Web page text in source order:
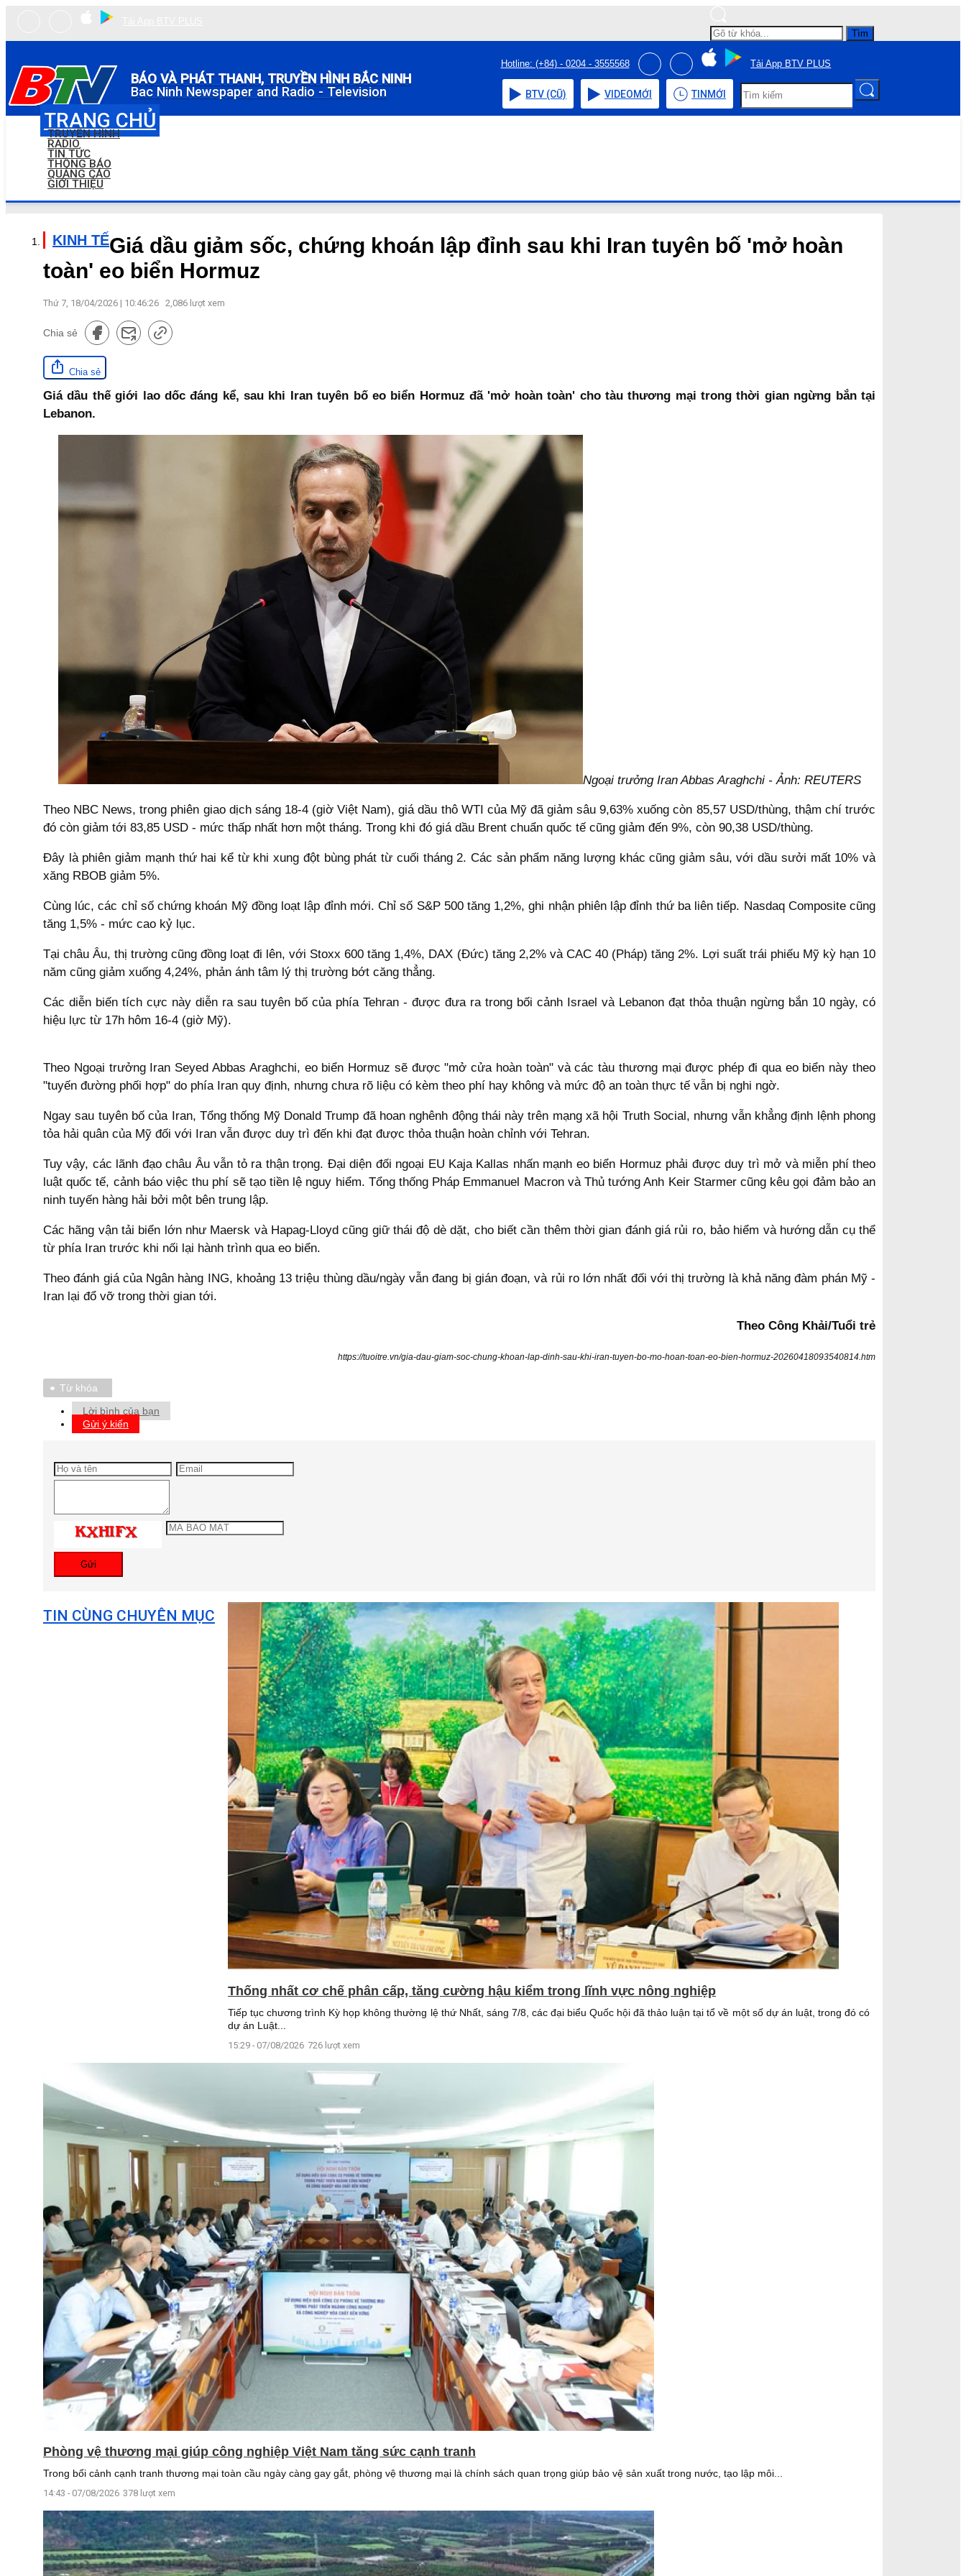
Tìm
BÁO VÀ PHÁT THANH, TRUYỀN HÌNH BẮC NINH
Bac Ninh Newspaper and Radio - Television
Hotline: (+84) - 0204 - 3555568 Tải App BTV PLUS
BTV (CŨ) VIDEOMỚI TIN MỚI
TRANG CHỦ
TRUYỀN HÌNH
RADIO
TIN TỨC
THÔNG BÁO
QUẢNG CÁO
GIỚI THIỆU
KINH TẾGiá dầu giảm sốc, chứng khoán lập đỉnh sau khi Iran tuyên bố 'mở hoàn
toàn' eo biển Hormuz
Thứ 7, 18/04/2026 | 10:46:26 2,086 lượt xem
Chia sẻ
Chia sẻ
Giá dầu thế giới lao dốc đáng kể, sau khi Iran tuyên bố eo biển Hormuz đã 'mở hoàn toàn' cho tàu thương mại trong thời gian ngừng bắn tại
Lebanon.
Ngoại trưởng Iran Abbas Araghchi - Ảnh: REUTERS
Theo NBC News, trong phiên giao dịch sáng 18-4 (giờ Việt Nam), giá dầu thô WTI của Mỹ đã giảm sâu 9,63% xuống còn 85,57 USD/thùng, thậm chí trước
đó còn giảm tới 83,85 USD - mức thấp nhất hơn một tháng. Trong khi đó giá dầu Brent chuẩn quốc tế cũng giảm đến 9%, còn 90,38 USD/thùng.
Đây là phiên giảm mạnh thứ hai kể từ khi xung đột bùng phát từ cuối tháng 2. Các sản phẩm năng lượng khác cũng giảm sâu, với dầu sưởi mất 10% và
xăng RBOB giảm 5%.
Cùng lúc, các chỉ số chứng khoán Mỹ đồng loạt lập đỉnh mới. Chỉ số S&P 500 tăng 1,2%, ghi nhận phiên lập đỉnh thứ ba liên tiếp. Nasdaq Composite cũng
tăng 1,5% - mức cao kỷ lục.
Tại châu Âu, thị trường cũng đồng loạt đi lên, với Stoxx 600 tăng 1,4%, DAX (Đức) tăng 2,2% và CAC 40 (Pháp) tăng 2%. Lợi suất trái phiếu Mỹ kỳ hạn 10
năm cũng giảm xuống 4,24%, phản ánh tâm lý thị trường bớt căng thẳng.
Các diễn biến tích cực này diễn ra sau tuyên bố của phía Tehran - được đưa ra trong bối cảnh Israel và Lebanon đạt thỏa thuận ngừng bắn 10 ngày, có
hiệu lực từ 17h hôm 16-4 (giờ Mỹ).
Theo Ngoại trưởng Iran Seyed Abbas Araghchi, eo biển Hormuz sẽ được "mở cửa hoàn toàn" và các tàu thương mại được phép đi qua eo biển này theo
"tuyến đường phối hợp" do phía Iran quy định, nhưng chưa rõ liệu có kèm theo phí hay không và mức độ an toàn thực tế vẫn bị nghi ngờ.
Ngay sau tuyên bố của Iran, Tổng thống Mỹ Donald Trump đã hoan nghênh động thái này trên mạng xã hội Truth Social, nhưng vẫn khẳng định lệnh phong
tỏa hải quân của Mỹ đối với Iran vẫn được duy trì đến khi đạt được thỏa thuận hoàn chỉnh với Tehran.
Tuy vậy, các lãnh đạo châu Âu vẫn tỏ ra thận trọng. Đại diện đối ngoại EU Kaja Kallas nhấn mạnh eo biển Hormuz phải được duy trì mở và miễn phí theo
luật quốc tế, cảnh báo việc thu phí sẽ tạo tiền lệ nguy hiểm. Tổng thống Pháp Emmanuel Macron và Thủ tướng Anh Keir Starmer cũng kêu gọi đảm bảo an
ninh tuyến hàng hải bởi một bên trung lập.
Các hãng vận tải biển lớn như Maersk và Hapag-Lloyd cũng giữ thái độ dè dặt, cho biết cần thêm thời gian đánh giá rủi ro, bảo hiểm và hướng dẫn cụ thể
từ phía Iran trước khi nối lại hành trình qua eo biển.
Theo đánh giá của Ngân hàng ING, khoảng 13 triệu thùng dầu/ngày vẫn đang bị gián đoạn, và rủi ro lớn nhất đối với thị trường là khả năng đàm phán Mỹ -
Iran lại đổ vỡ trong thời gian tới.
Theo Công Khải/Tuổi trẻ
https://tuoitre.vn/gia-dau-giam-soc-chung-khoan-lap-dinh-sau-khi-iran-tuyen-bo-mo-hoan-toan-eo-bien-hormuz-20260418093540814.htm
Từ khóa
Lời bình của bạn
Gửi ý kiến
Gửi
TIN CÙNG CHUYÊN MỤC
Thống nhất cơ chế phân cấp, tăng cường hậu kiểm trong lĩnh vực nông nghiệp
Tiếp tục chương trình Kỳ họp không thường lệ thứ Nhất, sáng 7/8, các đại biểu Quốc hội đã thảo luận tại tổ về một số dự án luật, trong đó có
dự án Luật...
15:29 - 07/08/2026 726 lượt xem
Phòng vệ thương mại giúp công nghiệp Việt Nam tăng sức cạnh tranh
Trong bối cảnh cạnh tranh thương mại toàn cầu ngày càng gay gắt, phòng vệ thương mại là chính sách quan trọng giúp bảo vệ sản xuất trong nước, tạo lập môi...
14:43 - 07/08/2026 378 lượt xem